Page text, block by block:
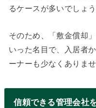
るケースが多いでしょう
そのため、「敷金償却
いった名目で、入居者
ーナーも少なくありませ
信頼できる管理会社